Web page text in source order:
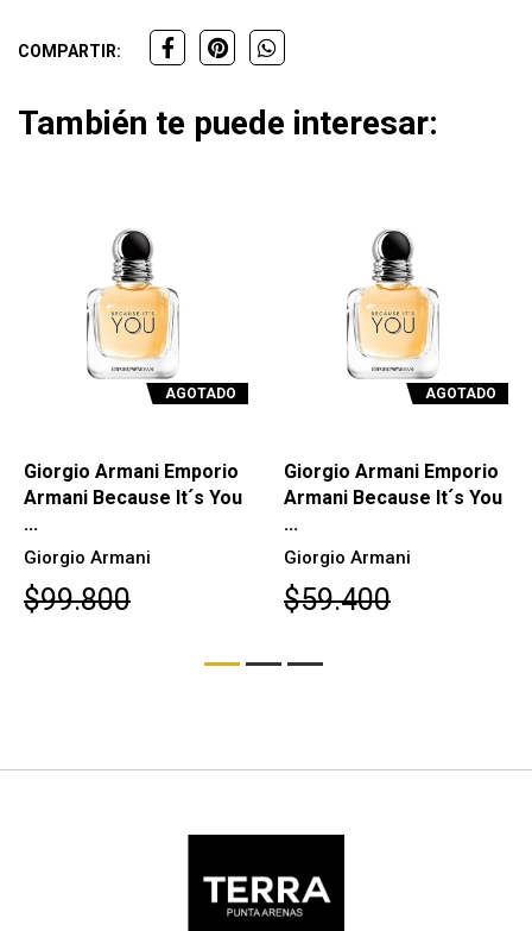
COMPARTIR:
También te puede interesar:
AGOTADO
Giorgio Armani Emporio
Armani Because It´s You
...
Giorgio Armani
$99.800
AGOTADO
Giorgio Armani Emporio
Armani Because It´s You
...
Giorgio Armani
$59.400